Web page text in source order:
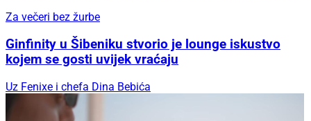
Za večeri bez žurbe
Ginfinity u Šibeniku stvorio je lounge iskustvo
kojem se gosti uvijek vraćaju
Uz Fenixe i chefa Dina Bebića